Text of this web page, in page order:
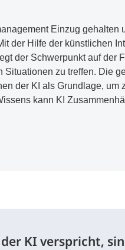
Einzug gehalten
der Hilfe der künstlichen
der Schwerpunkt auf der
zu treffen. Die
der KI als Grundlage, um
kann KI
KI verspricht,